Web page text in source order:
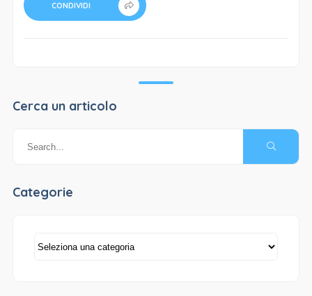
CONDIVIDI
Cerca un articolo
Categorie